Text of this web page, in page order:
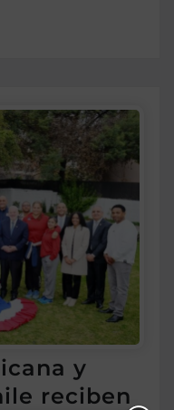
y
reciben